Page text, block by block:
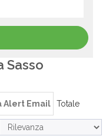
Sasso
Alert Email Totale